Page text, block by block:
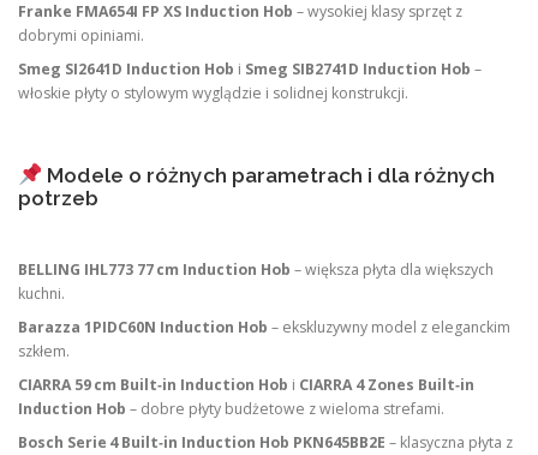
Franke FMA654I FP XS Induction Hob – wysokiej klasy sprzęt z
dobrymi opiniami.
Smeg SI2641D Induction Hob i Smeg SIB2741D Induction Hob –
włoskie płyty o stylowym wyglądzie i solidnej konstrukcji.
Modele o różnych parametrach i dla różnych
potrzeb
BELLING IHL773 77 cm Induction Hob – większa płyta dla większych
kuchni.
Barazza 1PIDC60N Induction Hob – ekskluzywny model z eleganckim
szkłem.
CIARRA 59 cm Built‑in Induction Hob i CIARRA 4 Zones Built‑in
Induction Hob – dobre płyty budżetowe z wieloma strefami.
Bosch Serie 4 Built‑in Induction Hob PKN645BB2E – klasyczna płyta z